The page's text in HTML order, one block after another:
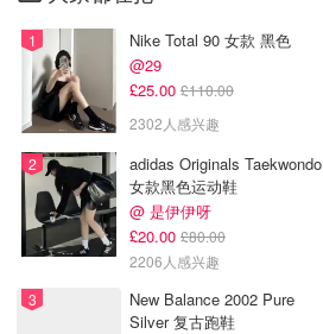
Nike Total 90 女款 黑色
@29
£25.00 £110.00
2302人感兴趣
adidas Originals Taekwondo
女款黑色运动鞋
@ 是伊伊呀
£20.00 £80.00
2206人感兴趣
New Balance 2002 Pure
Silver 复古跑鞋